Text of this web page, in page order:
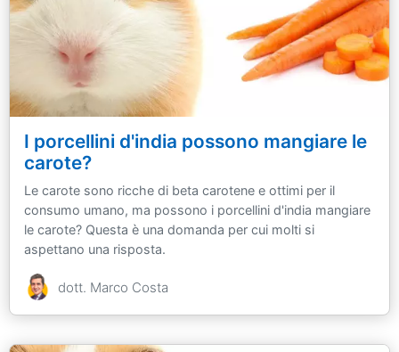
I porcellini d'india possono mangiare le
carote?
Le carote sono ricche di beta carotene e ottimi per il
consumo umano, ma possono i porcellini d'india mangiare
le carote? Questa è una domanda per cui molti si
aspettano una risposta.
dott. Marco Costa